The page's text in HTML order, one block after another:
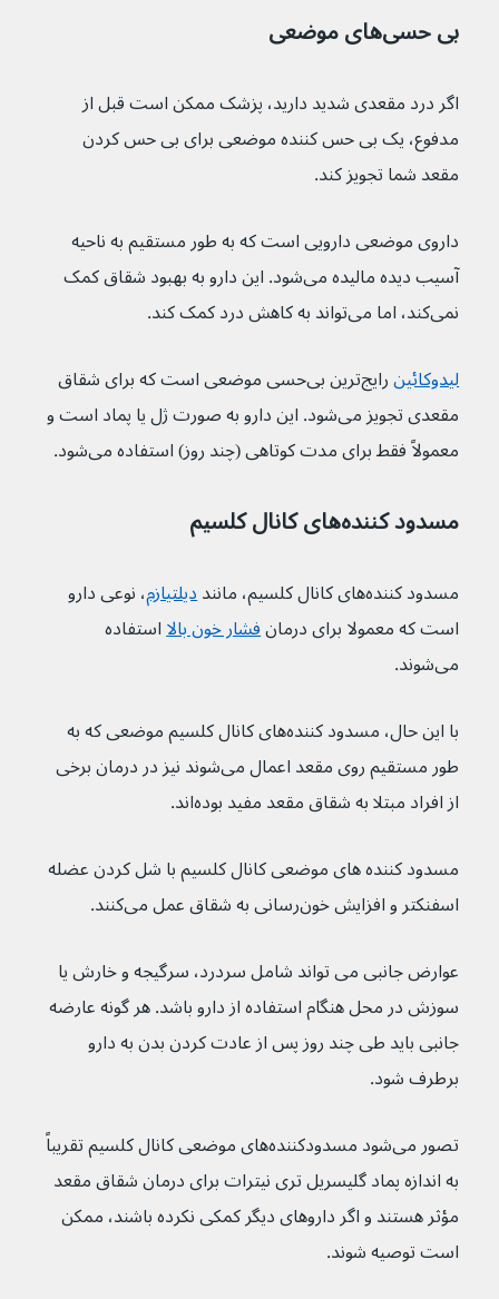
بی حسی‌های موضعی
اگر درد مقعدی شدید دارید، پزشک ممکن است قبل از
مدفوع، یک بی حس کننده موضعی برای بی حس کردن
مقعد شما تجویز کند.
داروی موضعی دارویی است که به طور مستقیم به ناحیه
آسیب دیده مالیده می‌شود. این دارو به بهبود شقاق کمک
نمی‌کند، اما می‌تواند به کاهش درد کمک کند.
لیدوکائین
رایج‌ترین بی‌حسی موضعی است که برای شقاق
مقعدی تجویز می‌شود. این دارو به صورت ژل یا پماد است و
معمولاً فقط برای مدت کوتاهی (چند روز) استفاده می‌شود.
مسدود کننده‌های کانال کلسیم
مسدود کننده‌های کانال کلسیم، مانند دیلتیازم، نوعی دارو
است که معمولا برای درمان فشار خون بالا استفاده
می‌شوند.
با این حال، مسدود کننده‌های کانال کلسیم موضعی که به
طور مستقیم روی مقعد اعمال می‌شوند نیز در درمان برخی
از افراد مبتلا به شقاق مقعد مفید بوده‌اند.
مسدود کننده های موضعی کانال کلسیم با شل کردن عضله
اسفنکتر و افزایش خون‌رسانی به شقاق عمل می‌کنند.
عوارض جانبی می تواند شامل سردرد، سرگیجه و خارش یا
سوزش در محل هنگام استفاده از دارو باشد. هر گونه عارضه
جانبی باید طی چند روز پس از عادت کردن بدن به دارو
برطرف شود.
تصور می‌شود مسدودکننده‌های موضعی کانال کلسیم تقریباً
به اندازه پماد گلیسریل تری نیترات برای درمان شقاق مقعد
مؤثر هستند و اگر داروهای دیگر کمکی نکرده باشند، ممکن
است توصیه شوند.